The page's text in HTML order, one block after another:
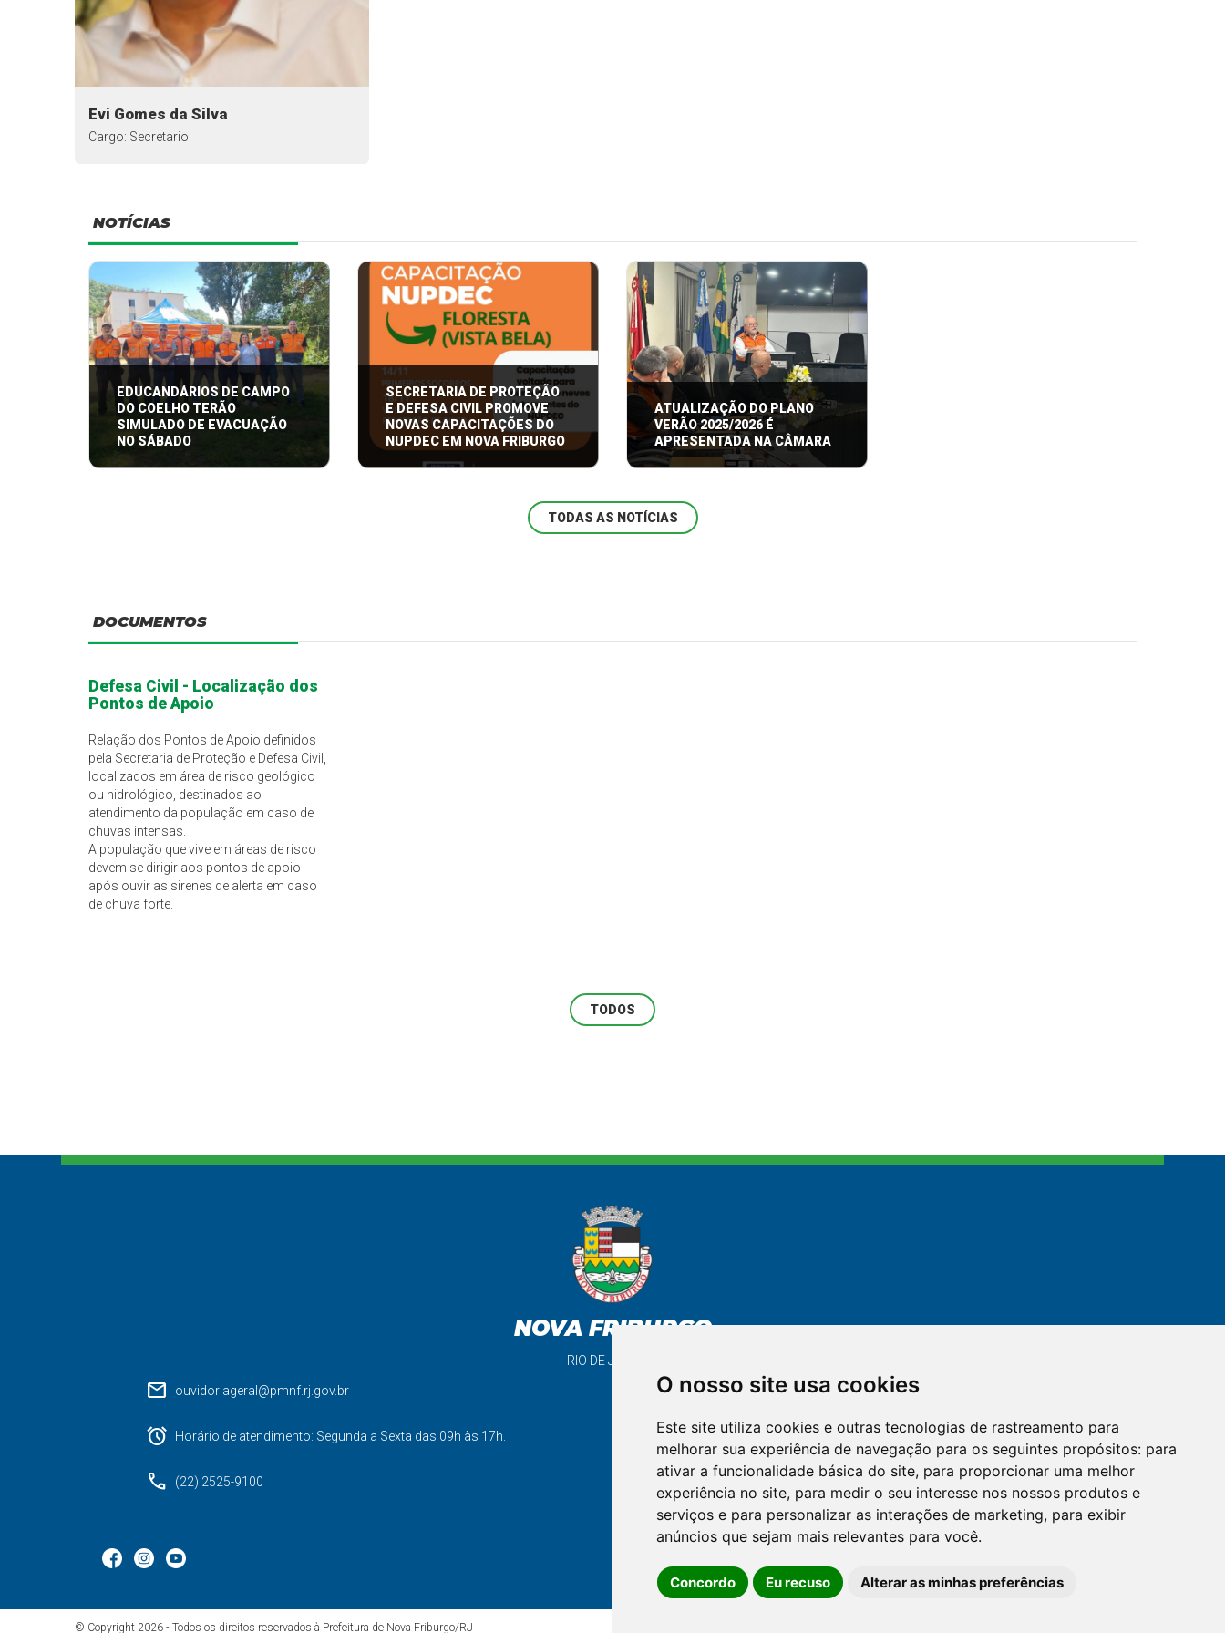
O nosso site usa cookies
Este site utiliza cookies e outras tecnologias de rastreamento para
melhorar sua experiência de navegação para os seguintes propósitos: para
ativar a funcionalidade básica do site, para proporcionar uma melhor
experiência no site, para medir o seu interesse nos nossos produtos e
serviços e para personalizar as interações de marketing, para exibir
anúncios que sejam mais relevantes para você.
Concordo Eu recuso Alterar as minhas preferências
Evi Gomes da Silva
Cargo: Secretario
NOTÍCIAS
EDUCANDÁRIOS DE CAMPO
DO COELHO TERÃO
SIMULADO DE EVACUAÇÃO
NO SÁBADO
SECRETARIA DE PROTEÇÃO
E DEFESA CIVIL PROMOVE
NOVAS CAPACITAÇÕES DO
NUPDEC EM NOVA FRIBURGO
meio da Secretaria de Proteção e
ATUALIZAÇÃO DO PLANO
VERÃO 2025/2026 É
APRESENTADA NA CÂMARA
meio da Secretaria de Proteção e
Defesa Civil, real ...
TODAS AS NOTÍCIAS
DOCUMENTOS
Defesa Civil - Localização dos
Pontos de Apoio
Relação dos Pontos de Apoio definidos
pela Secretaria de Proteção e Defesa Civil,
localizados em área de risco geológico
ou hidrológico, destinados ao
atendimento da população em caso de
chuvas intensas.
A população que vive em áreas de risco
devem se dirigir aos pontos de apoio
após ouvir as sirenes de alerta em caso
de chuva forte.
TODOS
NOVA FRIBURGO
RIO DE JANEIRO
mail ouvidoriageral@pmnf.rj.gov.br
alarm Horário de atendimento: Segunda a Sexta das 09h às 17h.
phone (22) 2525-9100
support_agent
FALE CONOSCO
mail
OUVIDORIA
cloud_lock
LGPD
© Copyright 2026 - Todos os direitos reservados à Prefeitura de Nova Friburgo/RJ